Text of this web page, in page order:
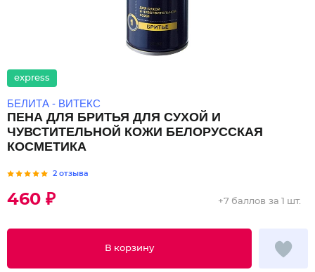
express
БЕЛИТА - ВИТЕКС
ПЕНА ДЛЯ БРИТЬЯ ДЛЯ СУХОЙ И
ЧУВСТИТЕЛЬНОЙ КОЖИ БЕЛОРУССКАЯ
КОСМЕТИКА
2 отзыва
460 ₽
В корзину
+7 баллов за 1 шт.